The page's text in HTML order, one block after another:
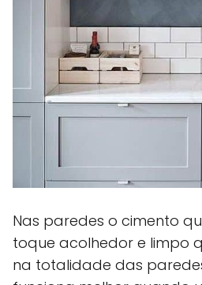
Nas paredes o cimento
toque acolhedor e limpo
na totalidade das